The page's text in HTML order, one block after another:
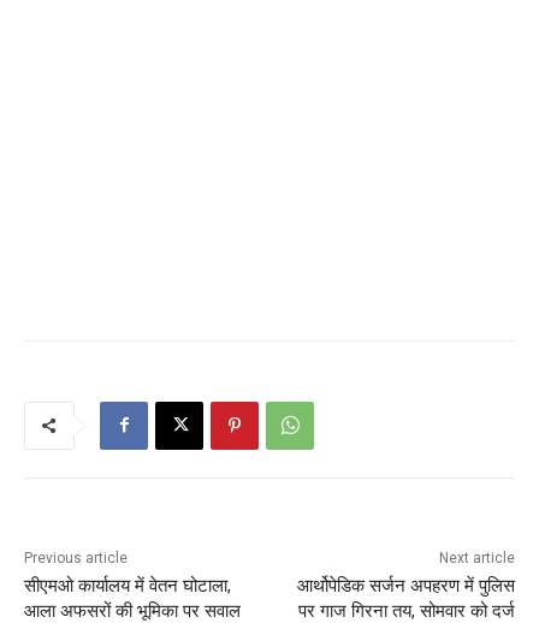
Previous article
सीएमओ कार्यालय में वेतन घोटाला,
आला अफसरों की भूमिका पर सवाल
Next article
आर्थोपेडिक सर्जन अपहरण में पुलिस
पर गाज गिरना तय, सोमवार को दर्ज